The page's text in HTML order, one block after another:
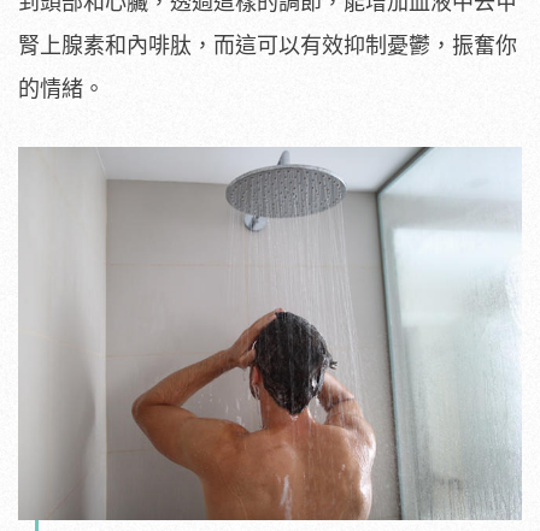
腎上腺素和內啡肽，而這可以有效抑制憂鬱，振奮你
的情緒。